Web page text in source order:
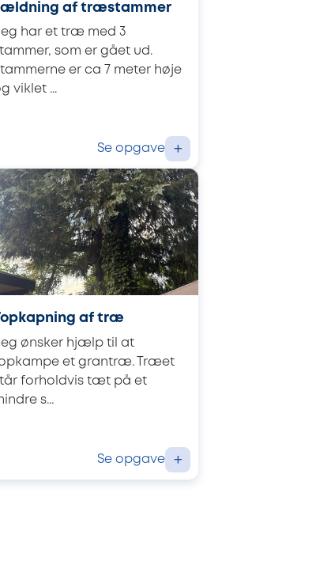
af træstammer
har et træ med 3
som er gået ud.
er ca 7 meter høje
viklet ...
Se opgave +
af træ
ønsker hjælp til at
et grantræ. Træet
forholdvis tæt på et
s...
Se opgave +